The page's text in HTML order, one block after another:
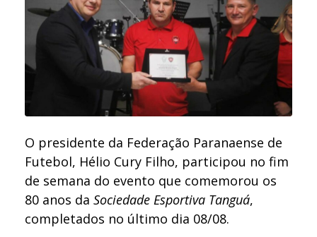
O presidente da Federação Paranaense de
Futebol, Hélio Cury Filho, participou no fim
de semana do evento que comemorou os
80 anos daSociedade Esportiva Tanguá,
completados no último dia 08/08.